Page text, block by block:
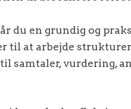
du en grundig og
til at arbejde
samtaler, vurdering,